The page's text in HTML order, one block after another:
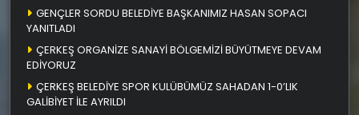
GENÇLER SORDU BELEDİYE BAŞKANIMIZ HASAN SOPACI
YANITLADI
ÇERKEŞ ORGANİZE SANAYİ BÖLGEMİZİ BÜYÜTMEYE DEVAM
EDİYORUZ
ÇERKEŞ BELEDİYE SPOR KULÜBÜMÜZ SAHADAN 1-0’LIK
GALİBİYET İLE AYRILDI